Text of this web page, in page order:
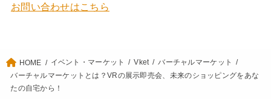
お問い合わせはこちら
HOME イベント・マーケット Vket
バーチャルマーケット
バーチャルマーケットとは？VRの展示即売会、未来のショッピングをあな
たの自宅から！